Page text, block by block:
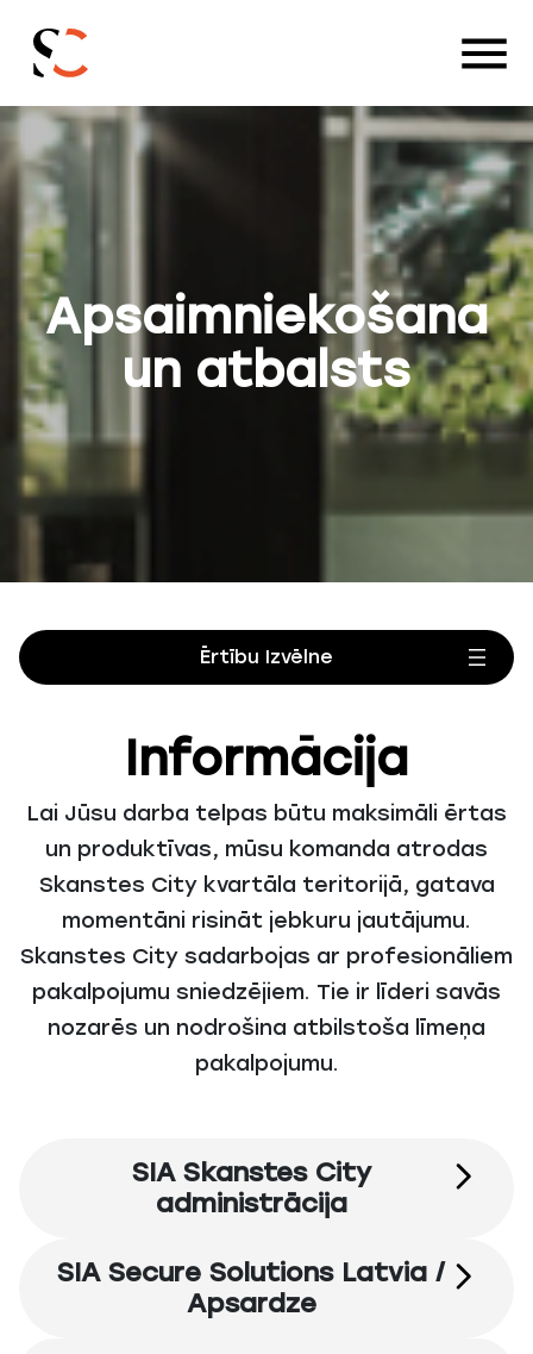
Apsaimniekošana
un atbalsts
Lai Jūsu darba telpas būtu maksimāli ērtas
un produktīvas, mūsu komanda atrodas
Skanstes City kvartāla teritorijā, gatava
momentāni risināt jebkuru jautājumu.
Skanstes City sadarbojas ar profesionāliem
pakalpojumu sniedzējiem. Tie ir līderi savās
nozarēs un nodrošina atbilstoša līmeņa
pakalpojumu.
Informācija
SIA Skanstes City
administrācija
SIA Secure Solutions Latvia /
Apsardze